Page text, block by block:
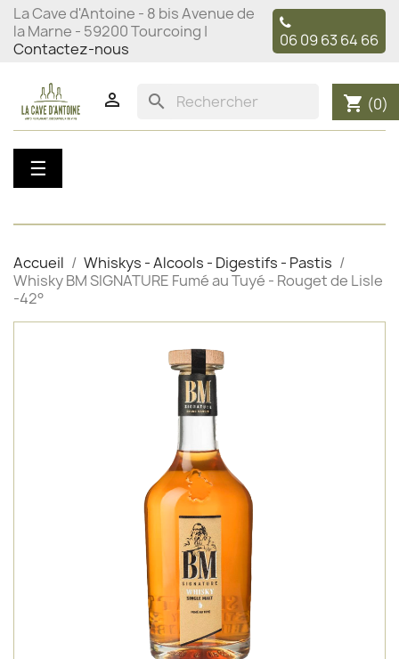
La Cave d'Antoine - 8 bis Avenue de
la Marne - 59200 Tourcoing |
Contactez-nous
06 09 63 64 66
 search shopping_cart (0)
Basculer
la
☰
Accueil
Whiskys - Alcools - Digestifs - Pastis
Whisky BM SIGNATURE Fumé au Tuyé - Rouget de Lisle
-42°